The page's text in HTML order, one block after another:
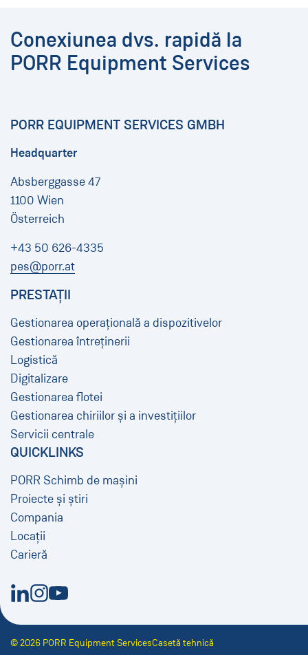
Conexiunea dvs. rapidă la
PORR Equipment Services
PORR EQUIPMENT SERVICES GMBH
Headquarter
Absberggasse 47
1100 Wien
Österreich
+43 50 626-4335
pes@porr.at
PRESTAȚII
Gestionarea operațională a dispozitivelor
Gestionarea întreținerii
Logistică
Digitalizare
Gestionarea flotei
Gestionarea chiriilor și a investițiilor
Servicii centrale
QUICKLINKS
PORR Schimb de mașini
Proiecte și știri
Compania
Locații
Carieră
Fereastră nouă
Fereastră nouă
Fereastră nouă
© 2026 PORR Equipment ServicesCasetă tehnică